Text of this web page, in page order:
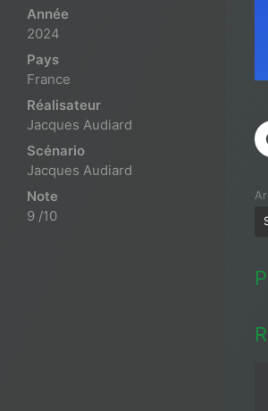
Année
2024
Pays
France
Réalisateur
Jacques Audiard
Scénario
Jacques Audiard
Note
9 /10